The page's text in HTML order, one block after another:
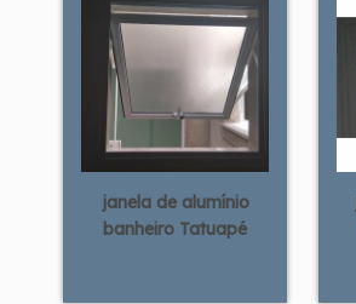
janela de alumínio
banheiro Tatuapé